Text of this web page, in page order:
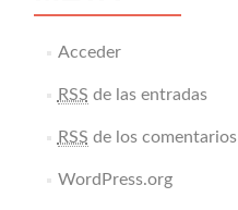
Acceder
RSS de las entradas
RSS de los comentarios
WordPress.org